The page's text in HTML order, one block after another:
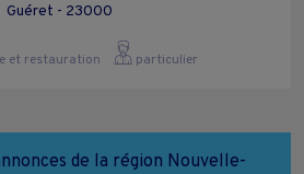
Guéret - 23000
et restauration particulier
de la région Nouvelle-